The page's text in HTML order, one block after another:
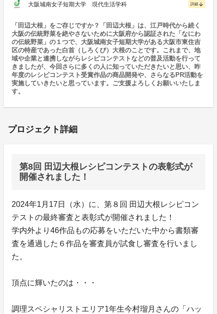
大阪城南女子短期大学 現代生活学科 詳細 arrow_downward
「田辺大根」をご存じですか？「田辺大根」は、江戸時代から続く
大阪の伝統野菜を絶やさないために大阪府から認証された「なにわ
の伝統野菜」の１つで、大阪城南女子短期大学がある大阪市東住吉
区の特産であった白首（しろくび）大根のことです。これまで、地
域や企業と連携しながらレシピコンテストなどの普及活動を行って
きましたが、今回さらに多くの人に知っていただきたいと思い、昨
年度のレシピコンテスト受賞作品の商品開発や、さらなるPR活動を
実施していきたいと思っています。ご支援よろしくお願いいたしま
す。
プロジェクト詳細
第8回 田辺大根レシピコンテストの表彰式が
開催されました！
2024年1月17日（水）に、第８回 田辺大根レシピコン
テストの最終審査と表彰式が開催されました！
学内外より46作品もの応募をいただいた中から書類審
査を通過した６作品を審査員が試食し審査を行いまし
た。
頂点に輝いたのは・・・
調理スペシャリストエリア1年生今村瑠月さんの「ハッ